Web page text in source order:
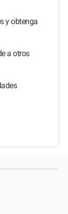
y obtenga
a otros